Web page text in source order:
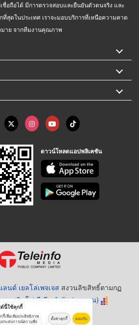
ชื่อถือได้ มีการตรวจสอบและยืนยันตัวตนจริง และ
สุดในประเทศ เราจะมอบบริการที่เหนือความคาด
าย จากทีมงานคุณภาพ
ดาวน์โหลดแอปพลิเคชัน
ลนด์ เยลโล่เพจเจส สงวนลิขสิทธิ์ตามกฏ
เทเลอินโฟ มีเดีย จำกัด (มหาชน)
ต์นี้ใช้คุกกี้
กี้เพื่อเพิ่มประสิทธิภาพ
ประสบการณ์ความพึง
ตั้งค่าคุกกี้ ยอมรับ